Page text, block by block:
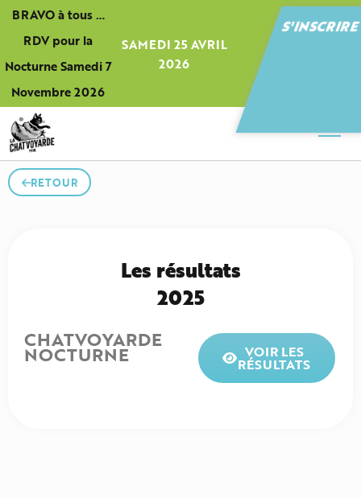
BRAVO à tous …
RDV pour la
Nocturne Samedi 7
Novembre 2026
SAMEDI 25 AVRIL
2026
S'INSCRIRE
RETOUR
Les résultats
2025
CHATVOYARDE
NOCTURNE VOIR LES
RÉSULTATS
Panneau de gestion des cookies